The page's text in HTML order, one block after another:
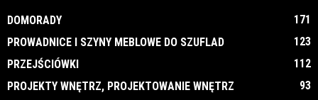
DOMORADY
171
PROWADNICE I SZYNY MEBLOWE DO SZUFLAD
123
PRZEJŚCIÓWKI
112
PROJEKTY WNĘTRZ, PROJEKTOWANIE WNĘTRZ
93